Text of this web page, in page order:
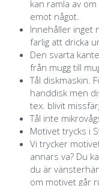
kan ramla av
emot något.
Innehåller inget
farlig att dricka
Den svarta
från mugg till
Tål diskmaskin.
handdisk men
tex. blivit
Tål inte
Motivet trycks i
Vi trycker
annars va? Du
du är
om motivet går